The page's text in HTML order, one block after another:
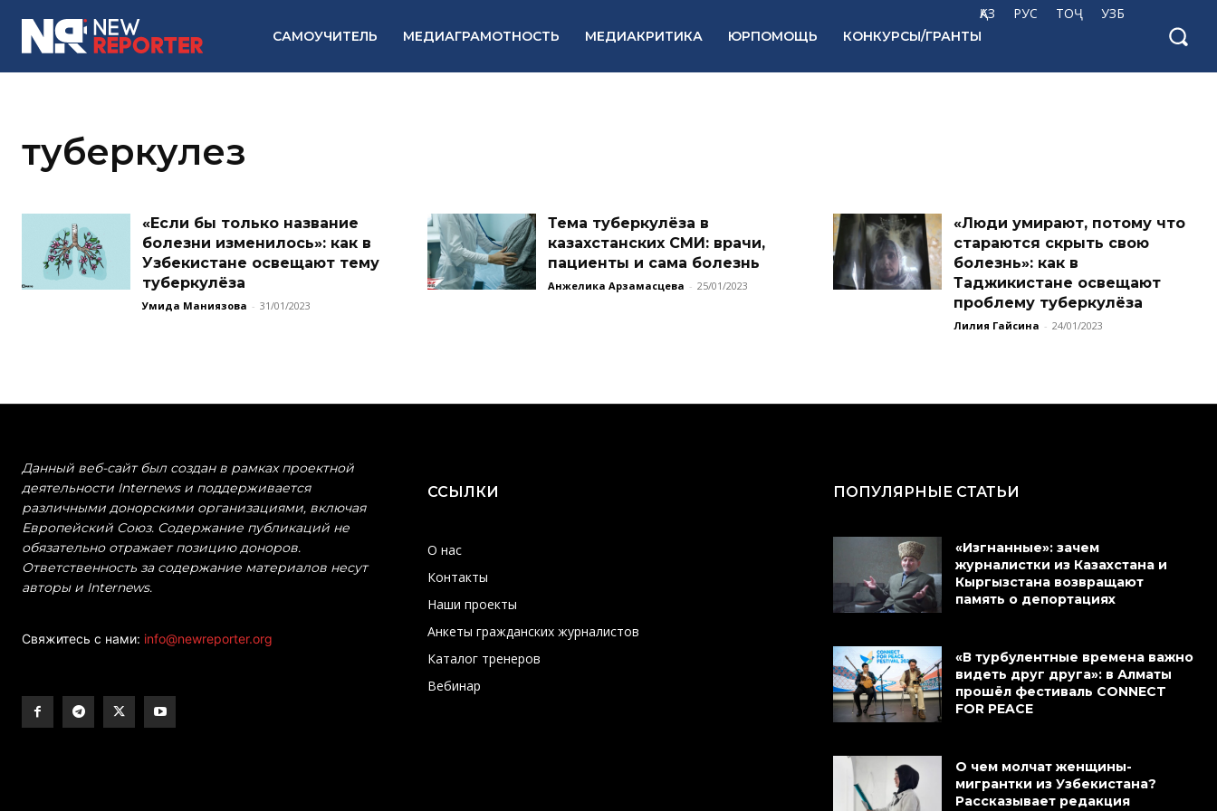
ҚАЗ РУС ТОҶ УЗБ
САМОУЧИТЕЛЬ МЕДИАГРАМОТНОСТЬ МЕДИАКРИТИКА ЮРПОМОЩЬ КОНКУРСЫ/ГРАНТЫ
туберкулез
«Если бы только название
болезни изменилось»: как в
Узбекистане освещают тему
туберкулёза
Умида Маниязова - 31/01/2023
Тема туберкулёза в
казахстанских СМИ: врачи,
пациенты и сама болезнь
Анжелика Арзамасцева - 25/01/2023
«Люди умирают, потому что
стараются скрыть свою
болезнь»: как в
Таджикистане освещают
проблему туберкулёза
Лилия Гайсина - 24/01/2023
Данный веб-сайт был создан в рамках проектной
деятельности Internews и поддерживается
различными донорскими организациями, включая
Европейский Союз. Содержание публикаций не
обязательно отражает позицию доноров.
Ответственность за содержание материалов несут
авторы и Internews.
Свяжитесь с нами: info@newreporter.org
ССЫЛКИ
О нас
Контакты
Наши проекты
Анкеты гражданских журналистов
Каталог тренеров
Вебинар
ПОПУЛЯРНЫЕ СТАТЬИ
«Изгнанные»: зачем
журналистки из Казахстана и
Кыргызстана возвращают
память о депортациях
«В турбулентные времена важно
видеть друг друга»: в Алматы
прошёл фестиваль CONNECT
FOR PEACE
О чем молчат женщины-
мигрантки из Узбекистана?
Рассказывает редакция